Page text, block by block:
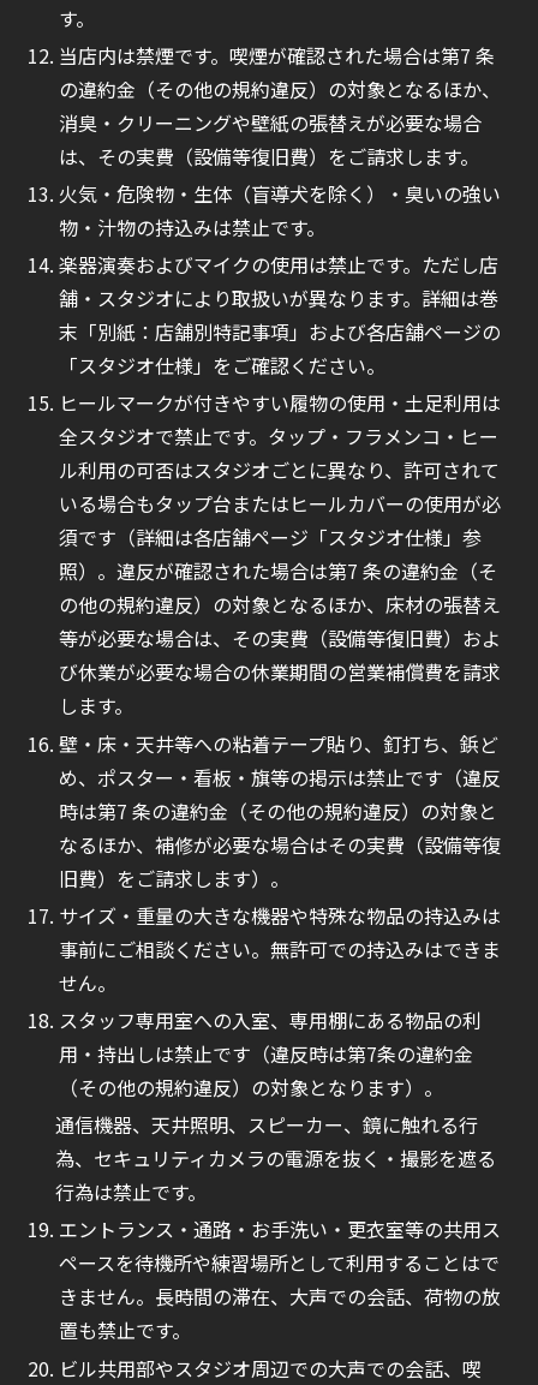
す。
当店内は禁煙です。喫煙が確認された場合は第7 条
の違約金（その他の規約違反）の対象となるほか、
消臭・クリーニングや壁紙の張替えが必要な場合
は、その実費（設備等復旧費）をご請求します。
火気・危険物・生体（盲導犬を除く）・臭いの強い
物・汁物の持込みは禁止です。
楽器演奏およびマイクの使用は禁止です。ただし店
舗・スタジオにより取扱いが異なります。詳細は巻
末「別紙：店舗別特記事項」および各店舗ページの
「スタジオ仕様」をご確認ください。
ヒールマークが付きやすい履物の使用・土足利用は
全スタジオで禁止です。タップ・フラメンコ・ヒー
ル利用の可否はスタジオごとに異なり、許可されて
いる場合もタップ台またはヒールカバーの使用が必
須です（詳細は各店舗ページ「スタジオ仕様」参
照）。違反が確認された場合は第7 条の違約金（そ
の他の規約違反）の対象となるほか、床材の張替え
等が必要な場合は、その実費（設備等復旧費）およ
び休業が必要な場合の休業期間の営業補償費を請求
します。
壁・床・天井等への粘着テープ貼り、釘打ち、鋲ど
め、ポスター・看板・旗等の掲示は禁止です（違反
時は第7 条の違約金（その他の規約違反）の対象と
なるほか、補修が必要な場合はその実費（設備等復
旧費）をご請求します）。
サイズ・重量の大きな機器や特殊な物品の持込みは
事前にご相談ください。無許可での持込みはできま
せん。
スタッフ専用室への入室、専用棚にある物品の利
用・持出しは禁止です（違反時は第7条の違約金
（その他の規約違反）の対象となります）。
通信機器、天井照明、スピーカー、鏡に触れる行
為、セキュリティカメラの電源を抜く・撮影を遮る
行為は禁止です。
エントランス・通路・お手洗い・更衣室等の共用ス
ペースを待機所や練習場所として利用することはで
きません。長時間の滞在、大声での会話、荷物の放
置も禁止です。
ビル共用部やスタジオ周辺での大声での会話、喫